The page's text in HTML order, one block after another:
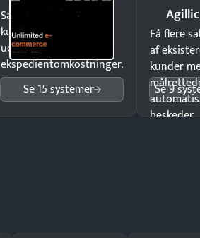
Sælg produkter 24/7 til
kunder i hele landet
uden
ekspedientomkostninger.
Se 15 systemer
Agillic
Få flere
af
kunder
beskeder.
Se 9